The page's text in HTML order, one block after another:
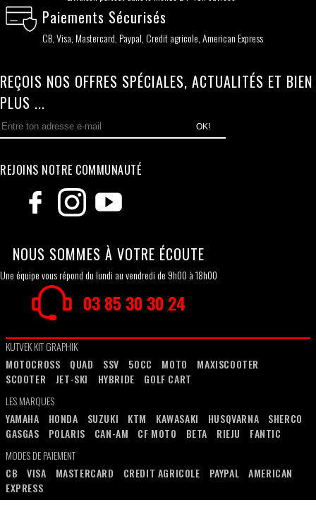
Paiements Sécurisés
CB, Visa, Mastercard, Paypal, Credit agricole, American Express
REÇOIS NOS OFFRES SPÉCIALES, ACTUALITÉS ET BIEN
PLUS ...
OK!
REJOINS NOTRE COMMUNAUTÉ
NOUS SOMMES À VOTRE ÉCOUTE
Une équipe vous répond du lundi au vendredi de 9h00 à 18h00
03 85 30 30 24
KUTVEK KIT GRAPHIK
MOTOCROSS
QUAD SSV 50CC MOTO
MAXISCOOTER
SCOOTER
JET-SKI HYBRIDE
GOLF CART
LES MARQUES
YAMAHA
HONDA SUZUKI KTM KAWASAKI HUSQVARNA
SHERCO
GASGAS
POLARIS CAN-AM CF MOTO BETA RIEJU
FANTIC
MODES DE PAIEMENT
CB
VISA MASTERCARD CREDIT AGRICOLE PAYPAL
AMERICAN
EXPRESS